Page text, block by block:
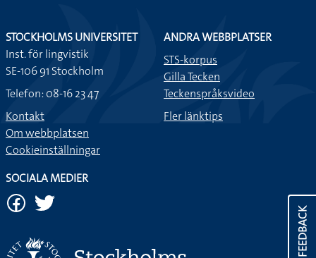
FEEDBACK
STOCKHOLMS UNIVERSITET
Inst. för lingvistik
SE-106 91 Stockholm
Telefon: 08-16 23 47
Kontakt
Om webbplatsen
Cookieinställningar
ANDRA WEBBPLATSER
STS-korpus
Gilla Tecken
Teckenspråksvideo
Fler länktips
SOCIALA MEDIER